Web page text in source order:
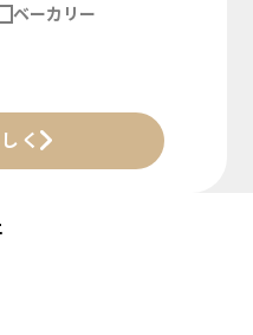
ベーカリー
く